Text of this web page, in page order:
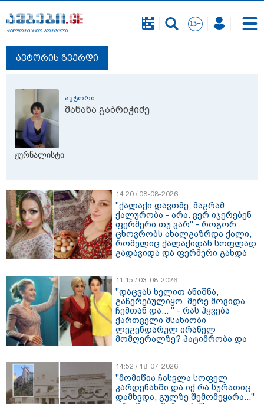
საინფორმაციო პორტალი
ავტორის გვერდი
ავტორი:
მანანა გაბრიჭიძე
ჟურნალისტი
14:20 / 08-08-2026
"ქალაქი დავთმე, მაგრამ
ქალურობა - არა. ვერ იჯერებენ
ფერმერი თუ ვარ" - როგორ
ცხოვრობს ახალგაზრდა ქალი,
რომელიც ქალაქიდან სოფლად
გადავიდა და ფერმერი გახდა
11:15 / 03-08-2026
"დაცვას ხელით ანიშნა,
გაჩერებულიყო, მერე მოვიდა
ჩემთან და... " - რას ჰყვება
ქართველი მსახიობი
ლეგენდარულ ირანელ
მომღერალზე? პატიმრობა და
14:52 / 18-07-2026
"მომიწია ჩასვლა სოფელ
კარდენახში და იქ რა სურათიც
დამხვდა, გულზე შემომეყარა..."